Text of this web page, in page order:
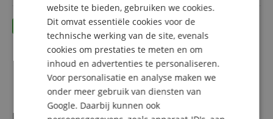
ITALIAN
SPANISH
website te bieden, gebruiken we cookies.
Dit omvat essentiële cookies voor de
technische werking van de site, evenals
cookies om prestaties te meten en om
inhoud en advertenties te personaliseren.
Voor personalisatie en analyse maken we
onder meer gebruik van diensten van
Google. Daarbij kunnen ook